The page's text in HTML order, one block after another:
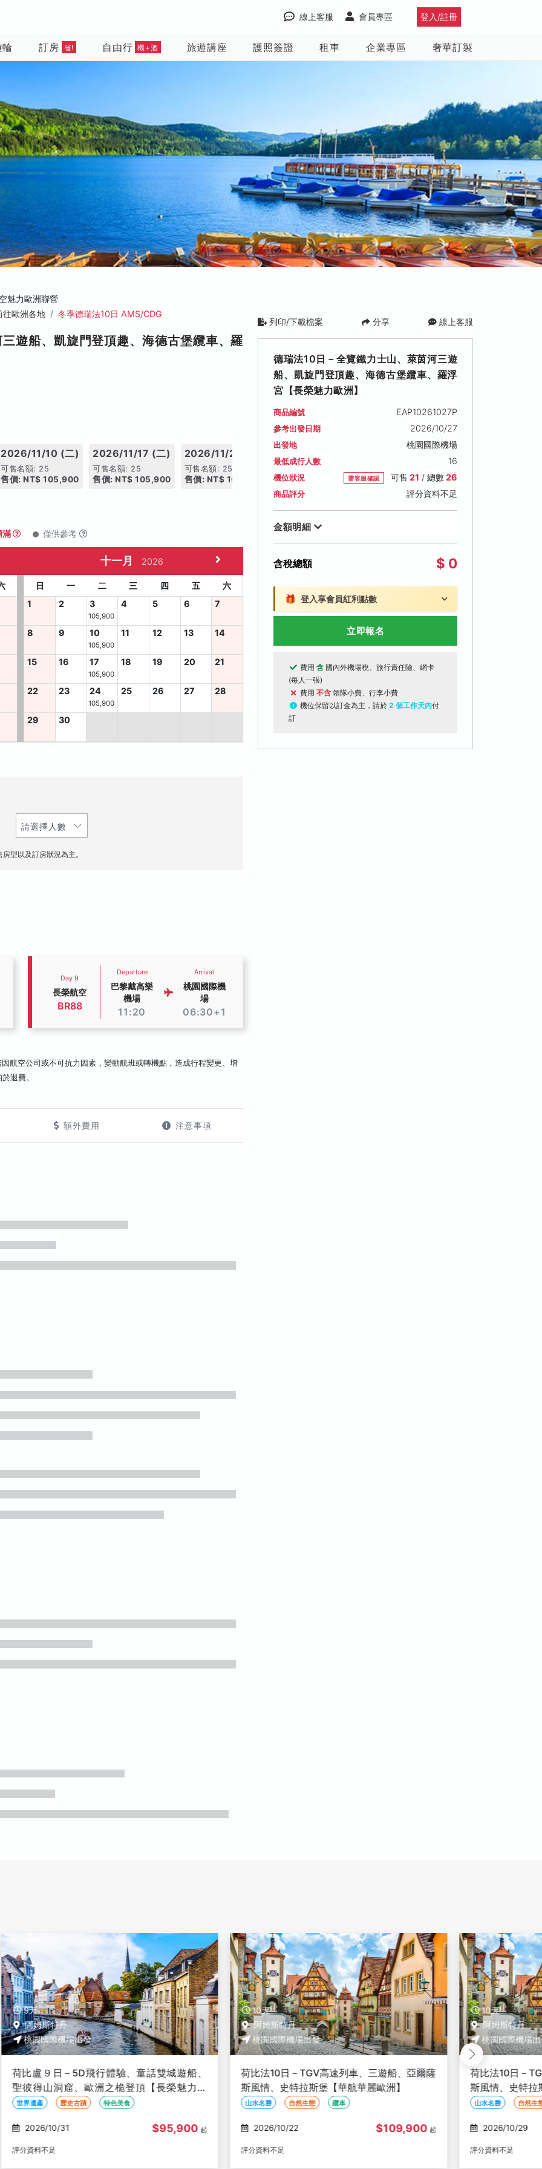
登入/註冊
會員專區
線上客服
訂房 省! 自由行 機+酒 旅遊講座 護照簽證 租車 企業專區 奢華訂製
魅力歐洲聯營
往歐洲各地
冬季德瑞法10日 AMS/CDG
遊船、凱旋門登頂趣、海德古堡纜車、羅
2026/11/10 (二)
可售名額: 25
售價: NT$ 105,900
2026/11/17 (二)
可售名額: 25
售價: NT$ 105,900
2026/11/24 (二)
可售名額: 25
售價: NT$ 105,900 售價: NT$ 105,900 售價: NT$ 105,900
滿 僅供參考
十一月 2026
日 一 二 三 四 五
六
1
2 3
105,900
4 5 6 7
8 9 10
105,900
11 12 13 14
15 16 17
105,900
18 19 20 21
22 23 24
105,900
25 26 27 28
29 30
型以及訂房狀況為主。
Day 9
長榮航空
BR88
Departure
巴黎戴高樂
機場
11:20
Arrival
桃園國際機
場
06:30+1
航空公司或不可抗力因素，變動航班或轉機點，造成行程變更、增
退費。
額外費用 注意事項
列印/下載檔案 分享 線上客服
德瑞法10日－全覽鐵力士山、萊茵河三遊
船、凱旋門登頂趣、海德古堡纜車、羅浮
宮【長榮魅力歐洲】
商品編號 EAP10261027P
參考出發日期 2026/10/27
出發地 桃園國際機場
最低成行人數 16
機位狀況 需客服確認 可售 21 / 總數26
商品評分 評分資料不足
金額明細
含稅總額 $ 0
🎁 登入享會員紅利點數
立即報名
費用 含 國內外機場稅、旅行責任險、網卡
(每人一張)
費用 不含 領隊小費、行李小費
機位保留以訂金為主，請於 2 個工作天內付
訂
10天
阿姆斯特丹
桃園國際機場出發
荷比法10日－TGV高速列車、三遊船、亞爾薩
斯風情、史特拉斯堡【華航華麗歐洲】
山水名勝 自然生態 纜車
2026/10/22 $109,900
評分資料不足
10天
阿姆斯特丹
桃園國際機場出發
荷比法10日－TGV高速列車、三遊船、亞爾薩
斯風情、史特拉斯堡【華航華麗歐洲】
山水名勝 自然生態
2026/10/29 $93,900
評分資料不足
10天
荷蘭 阿
桃園國
德瑞法10
凱旋門登
魅力歐洲
世界遺產
2026/
評分資料不足